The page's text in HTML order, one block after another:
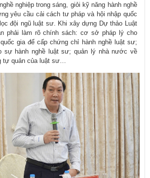
nghiệp trong sáng, giỏi kỹ năng hành nghề
yêu cầu cải cách tư pháp và hội nhập quốc
đội ngũ luật sư. Khi xây dựng Dự thảo Luật
phải làm rõ chính sách: cơ sở pháp lý cho
gia để cấp chứng chỉ hành nghề luật sư;
sự hành nghề luật sư; quản lý nhà nước về
tự quản của luật sư…